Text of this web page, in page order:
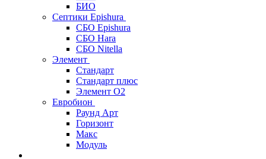
БИО
Септики Epishura
СБО Epishura
СБО Hara
СБО Nitella
Элемент
Стандарт
Стандарт плюс
Элемент О2
Евробион
Раунд Арт
Горизонт
Макс
Модуль